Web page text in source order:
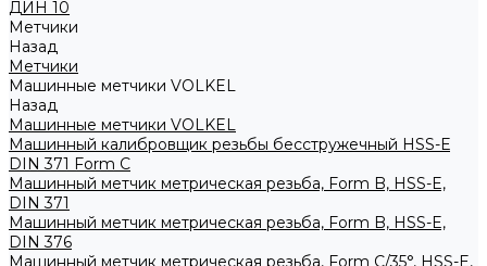
ДИН 10
Метчики
Назад
Метчики
Машинные метчики VOLKEL
Назад
Машинные метчики VOLKEL
Машинный калибровщик резьбы бесстружечный HSS-Е
DIN 371 Form C
Машинный метчик метрическая резьба, Form B, HSS-E,
DIN 371
Машинный метчик метрическая резьба, Form B, HSS-E,
DIN 376
Машинный метчик метрическая резьба, Form С/35°, HSS-E,